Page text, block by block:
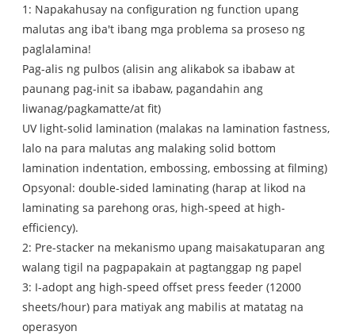
1: Napakahusay na configuration ng function upang
malutas ang iba't ibang mga problema sa proseso ng
paglalamina!
Pag-alis ng pulbos (alisin ang alikabok sa ibabaw at
paunang pag-init sa ibabaw, pagandahin ang
liwanag/pagkamatte/at fit)
UV light-solid lamination (malakas na lamination fastness,
lalo na para malutas ang malaking solid bottom
lamination indentation, embossing, embossing at filming)
Opsyonal: double-sided laminating (harap at likod na
laminating sa parehong oras, high-speed at high-
efficiency).
2: Pre-stacker na mekanismo upang maisakatuparan ang
walang tigil na pagpapakain at pagtanggap ng papel
3: I-adopt ang high-speed offset press feeder (12000
sheets/hour) para matiyak ang mabilis at matatag na
operasyon